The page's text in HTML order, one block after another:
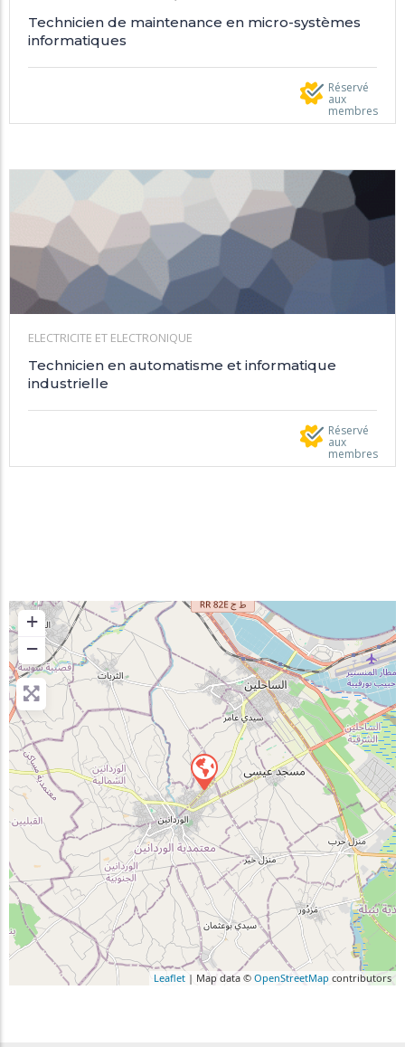
Technicien de maintenance en micro-systèmes
informatiques
Réservé
aux
membres
ELECTRICITE ET ELECTRONIQUE
Technicien en automatisme et informatique
industrielle
Réservé
aux
membres
+
−
Leaflet | Map data © OpenStreetMap contributors